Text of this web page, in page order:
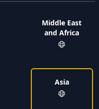
Middle East
and Africa
Asia